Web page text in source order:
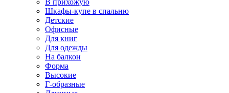
В прихожую
Шкафы-купе в спальню
Детские
Офисные
Для книг
Для одежды
На балкон
Форма
Высокие
Г-образные